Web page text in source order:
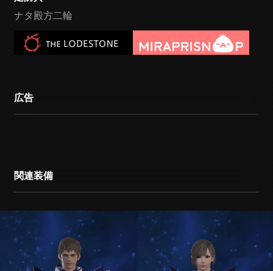
ナタ殿方二輪
広告
関連装備